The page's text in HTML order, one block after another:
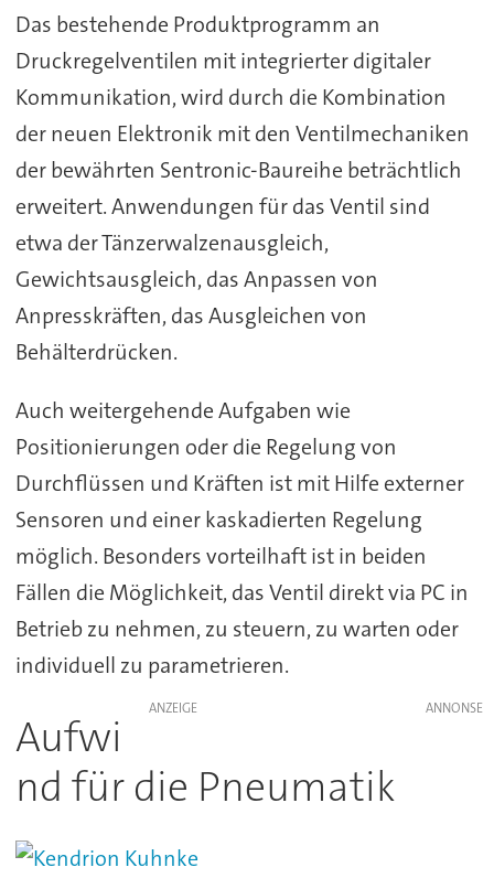
Das bestehende Produktprogramm an
Druckregelventilen mit integrierter digitaler
Kommunikation, wird durch die Kombination
der neuen Elektronik mit den Ventilmechaniken
der bewährten Sentronic-Baureihe beträchtlich
erweitert. Anwendungen für das Ventil sind
etwa der Tänzerwalzenausgleich,
Gewichtsausgleich, das Anpassen von
Anpresskräften, das Ausgleichen von
Behälterdrücken.
Auch weitergehende Aufgaben wie
Positionierungen oder die Regelung von
Durchflüssen und Kräften ist mit Hilfe externer
Sensoren und einer kaskadierten Regelung
möglich. Besonders vorteilhaft ist in beiden
Fällen die Möglichkeit, das Ventil direkt via PC in
Betrieb zu nehmen, zu steuern, zu warten oder
individuell zu parametrieren.
ANZEIGE
Aufwi
nd für die Pneumatik